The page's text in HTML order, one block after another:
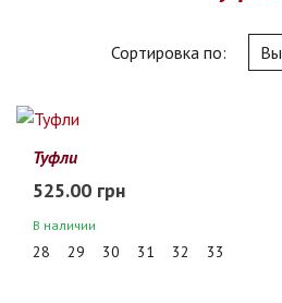
Сортировка по:
Туфли
525.00 грн
В наличии
28 29 30 31 32 33